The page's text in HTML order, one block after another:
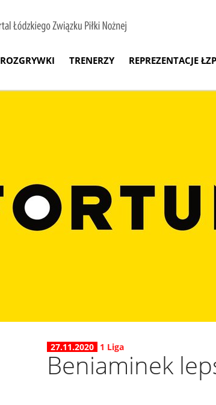
ROZGRYWKI TRENERZY REPREZENTACJE
27.11.2020 1 Liga
Beniaminek